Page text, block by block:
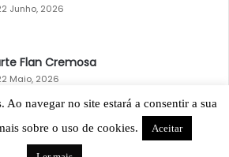
Junho, 2026
Flan Cremosa
Maio, 2026
Ao navegar no site estará a consentir a sua
sobre o uso de cookies.
Aceitar